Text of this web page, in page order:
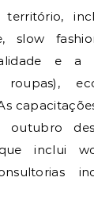
slow
e a
outubro
inclui